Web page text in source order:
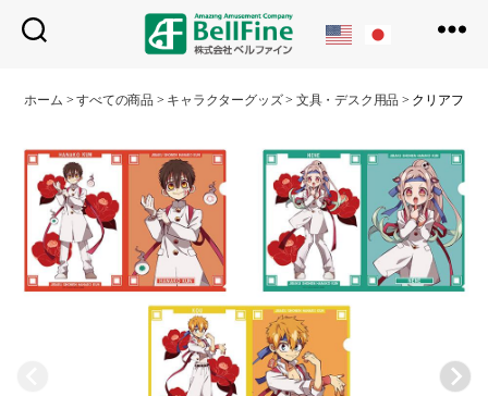
フ
ン
ホーム >すべての商品 > キャラクターグッズ> 文具・デスク用品 > クリアファ